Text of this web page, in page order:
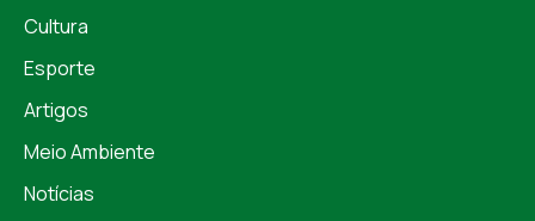
Cultura
Esporte
Artigos
Meio Ambiente
Notícias